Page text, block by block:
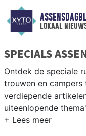
lokaal
SPECIALS
Ontdek de speciale
trouwen en
verdiepende
uiteenlopende